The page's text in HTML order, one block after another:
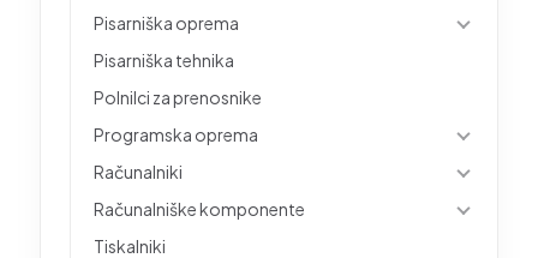
Pisarniška oprema
Pisarniška tehnika
Polnilci za prenosnike
Programska oprema
Računalniki
Računalniške komponente
Tiskalniki